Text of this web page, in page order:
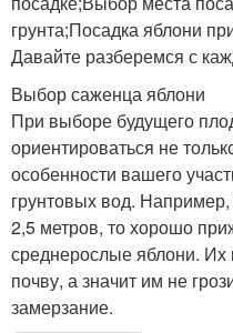
грунта;Посадка яблони
Давайте разберемся с
Выбор саженца яблони
При выборе будущего
ориентироваться не
особенности вашего
грунтовых вод.
2,5 метров, то хорошо
среднерослые яблони. Их
почву, а значит им не
замерзание.